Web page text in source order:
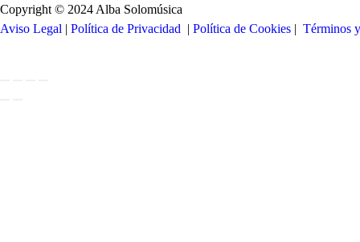
Copyright © 2024 Alba Solomúsica
Aviso Legal | Política de Privacidad | Política de Cookies | Términos